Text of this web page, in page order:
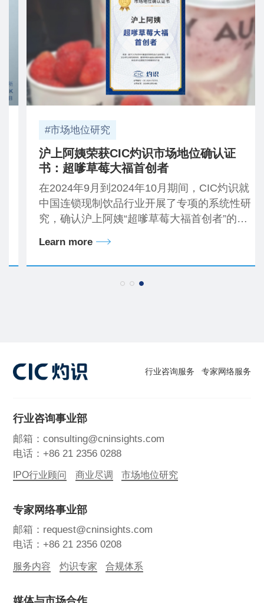
#市场地位研究
沪上阿姨荣获CIC灼识市场地位确认证
书：超嗲草莓大福首创者
在2024年9月到2024年10月期间，CIC灼识就
中国连锁现制饮品行业开展了专项的系统性研
究，确认沪上阿姨“超嗲草莓大福首创者”的市
Learn more
行业咨询服务 专家网络服务
行业咨询事业部
邮箱：consulting@cninsights.com
电话：+86 21 2356 0288
IPO行业顾问 商业尽调 市场地位研究
专家网络事业部
邮箱：request@cninsights.com
电话：+86 21 2356 0208
服务内容 灼识专家 合规体系